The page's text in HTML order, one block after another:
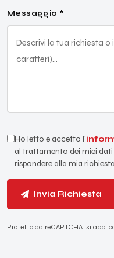
Messaggio *
Ho letto e accetto l'
al trattamento dei miei dati
rispondere alla mia
Invia Richiesta
Protetto da reCAPTCHA: si